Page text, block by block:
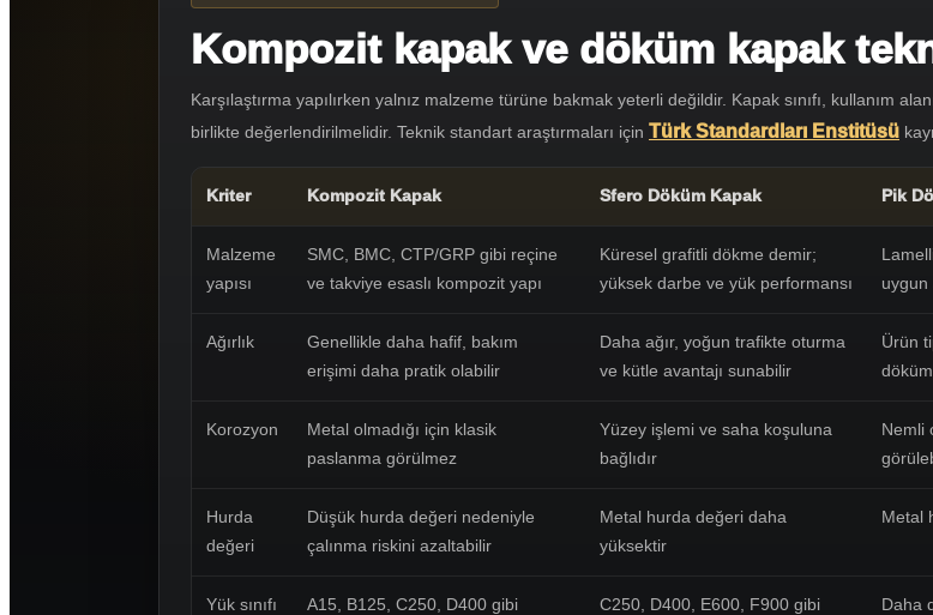
Kompozit kapak ve döküm kapak
Karşılaştırma yapılırken yalnız malzeme türüne bakmak yeterli değildir. Kapak sınıfı, kullanım
birlikte değerlendirilmelidir. Teknik standart araştırmaları için Türk Standardları Enstitüsü
Kriter Kompozit Kapak Sfero Döküm Kapak Pik
Malzeme
yapısı
SMC, BMC, CTP/GRP gibi reçine
ve takviye esaslı kompozit yapı
Küresel grafitli dökme demir;
yüksek darbe ve yük performansı
uygun
Ağırlık
Genellikle daha hafif, bakım
erişimi daha pratik olabilir
Daha ağır, yoğun trafikte oturma
ve kütle avantajı sunabilir
Ürün
Korozyon
Metal olmadığı için klasik
paslanma görülmez
Yüzey işlemi ve saha koşuluna
bağlıdır
Nemli
Hurda
değeri
Düşük hurda değeri nedeniyle
çalınma riskini azaltabilir
Metal hurda değeri daha
yüksektir
Metal
Yük sınıfı
A15, B125, C250, D400 gibi
C250, D400, E600, F900 gibi
Daha